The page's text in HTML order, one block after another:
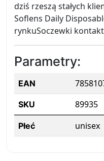
dziś rzeszą stałych
Soflens Daily
rynkuSoczewki
Parametry:
EAN
SKU 89935
Płeć unisex